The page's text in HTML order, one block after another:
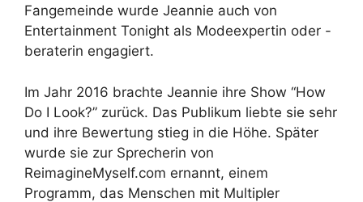
Fangemeinde wurde Jeannie auch von
Entertainment Tonight als Modeexpertin oder -
beraterin engagiert.
Im Jahr 2016 brachte Jeannie ihre Show “How
Do I Look?” zurück. Das Publikum liebte sie sehr
und ihre Bewertung stieg in die Höhe. Später
wurde sie zur Sprecherin von
ReimagineMyself.com ernannt, einem
Programm, das Menschen mit Multipler